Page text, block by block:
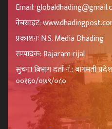
Email:
वेबसाइट:
प्रकाशनः N.S. Media Dhading
सम्पादक: Rajaram rijal
सुचना बिभाग दर्ता नं.: बागमती प्रदेश
००१६०/०७९/०८०